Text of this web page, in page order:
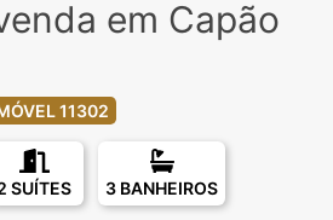
em Capão
11302
SUÍTES 3 BANHEIROS